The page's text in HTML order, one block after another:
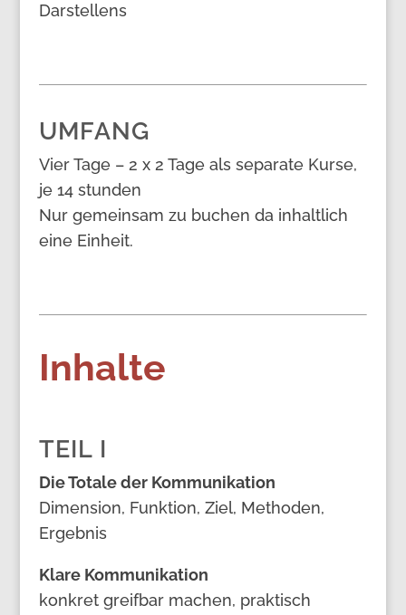
Darstellens
UMFANG
Vier Tage – 2 x 2 Tage als separate Kurse,
je 14 stunden
Nur gemeinsam zu buchen da inhaltlich
eine Einheit.
Inhalte
TEIL I
Die Totale der Kommunikation
Dimension, Funktion, Ziel, Methoden,
Ergebnis
Klare Kommunikation
konkret greifbar machen, praktisch